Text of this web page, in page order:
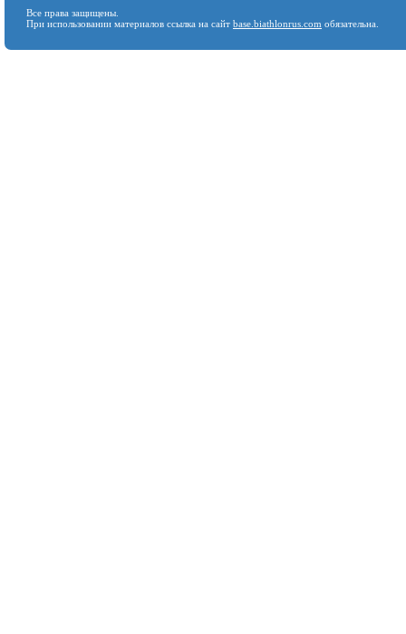
Все права защищены.
При использовании материалов ссылка на сайт base.biathlonrus.com обязательна.